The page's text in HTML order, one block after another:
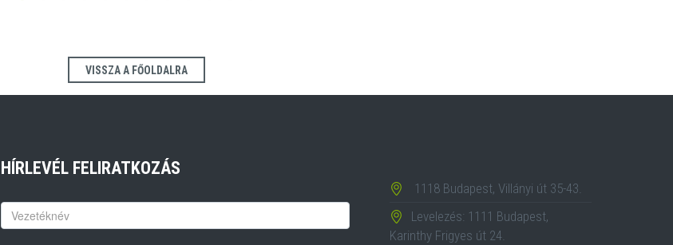
VISSZA A FŐOLDALRA
HÍRLEVÉL FELIRATKOZÁS
Keresztnév
1118 Budapest, Villányi út 35-43.
Levelezés: 1111 Budapest,
Karinthy Frigyes út 24.